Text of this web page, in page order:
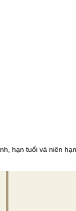
hạn tuổi và niên